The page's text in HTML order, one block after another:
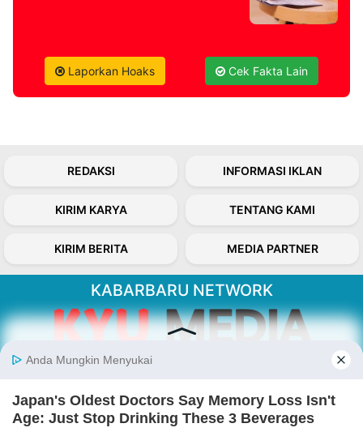
Laporkan Hoaks Cek Fakta Lain
REDAKSI INFORMASI IKLAN
KIRIM KARYA TENTANG KAMI
KIRIM BERITA MEDIA PARTNER
KABARBARU NETWORK
Kabarbaru.co menyajikan berita aktual dan
inspiratif dari sudut pandang berbaik sangka